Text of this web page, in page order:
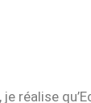
réalise